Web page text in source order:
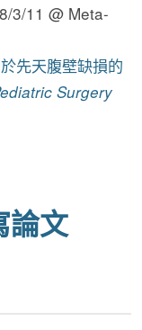
3/11 @ Meta-
先天腹壁缺損的
Surgery
論文